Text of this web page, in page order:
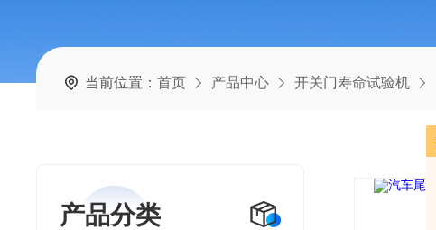
当前位置：首页 产品中心 开关门寿命试验机
产品分类